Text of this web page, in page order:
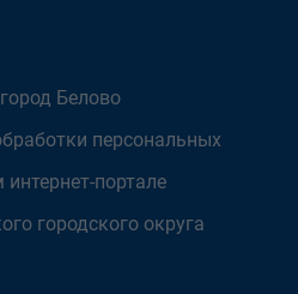
Белово
персональных
портале
городского округа